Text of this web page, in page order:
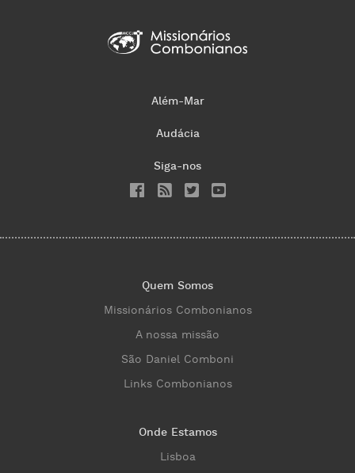
Além-Mar
Audácia
Siga-nos
Quem Somos
Missionários Combonianos
A nossa missão
São Daniel Comboni
Links Combonianos
Onde Estamos
Lisboa